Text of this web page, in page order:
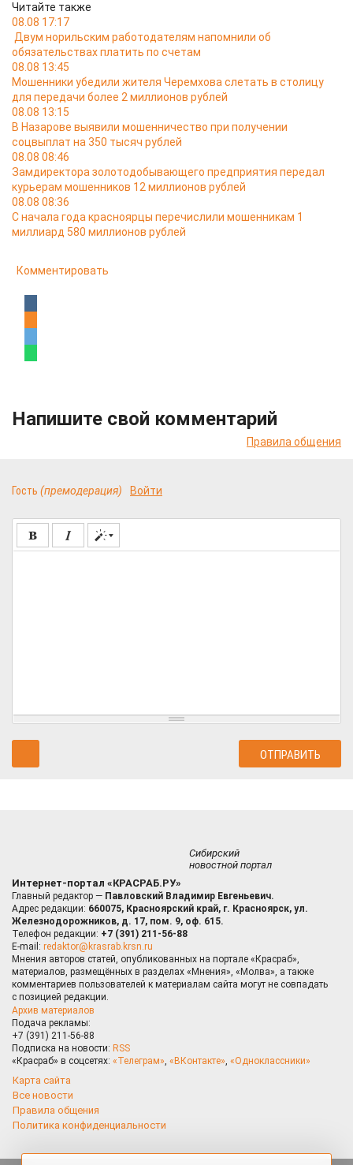
Читайте также
08.08 17:17
Двум норильским работодателям напомнили об
обязательствах платить по счетам
08.08 13:45
Мошенники убедили жителя Черемхова слетать в столицу
для передачи более 2 миллионов рублей
08.08 13:15
В Назарове выявили мошенничество при получении
соцвыплат на 350 тысяч рублей
08.08 08:46
Замдиректора золотодобывающего предприятия передал
курьерам мошенников 12 миллионов рублей
08.08 08:36
С начала года красноярцы перечислили мошенникам 1
миллиард 580 миллионов рублей
Комментировать
Напишите свой комментарий
Правила общения
Гость (премодерация) Войти
Сибирский
новостной портал
Интернет-портал «КРАСРАБ.РУ»
Главный редактор — Павловский Владимир Евгеньевич.
Адрес редакции: 660075, Красноярский край, г. Красноярск, ул.
Железнодорожников, д. 17, пом. 9, оф. 615.
Телефон редакции: +7 (391) 211-56-88
E-mail: redaktor@krasrab.krsn.ru
Мнения авторов статей, опубликованных на портале «Красраб»,
материалов, размещённых в разделах «Мнения», «Молва», а также
комментариев пользователей к материалам сайта могут не совпадать
с позицией редакции.
Архив материалов
Подача рекламы:
+7 (391) 211-56-88
Подписка на новости: RSS
«Красраб» в соцсетях: «Телеграм», «ВКонтакте», «Одноклассники»
Карта сайта
Все новости
Правила общения
Политика конфиденциальности